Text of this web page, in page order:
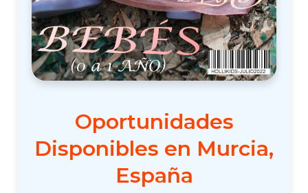
Oportunidades
Disponibles en Murcia,
España